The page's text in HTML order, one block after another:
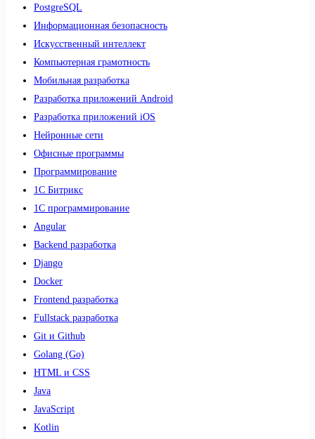
PostgreSQL
Информационная безопасность
Искусственный интеллект
Компьютерная грамотность
Мобильная разработка
Разработка приложений Android
Разработка приложений iOS
Нейронные сети
Офисные программы
Программирование
1С Битрикс
1С программирование
Angular
Backend разработка
Django
Docker
Frontend разработка
Fullstack разработка
Git и Github
Golang (Go)
HTML и CSS
Java
JavaScript
Kotlin